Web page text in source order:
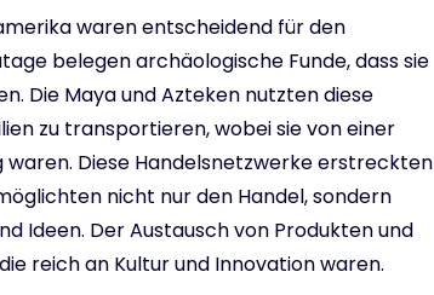
waren entscheidend für den
belegen archäologische Funde, dass sie
Die Maya und Azteken nutzten diese
zu transportieren, wobei sie von einer
Diese Handelsnetzwerke erstreckten
nicht nur den Handel, sondern
Ideen. Der Austausch von Produkten und
reich an Kultur und Innovation waren.